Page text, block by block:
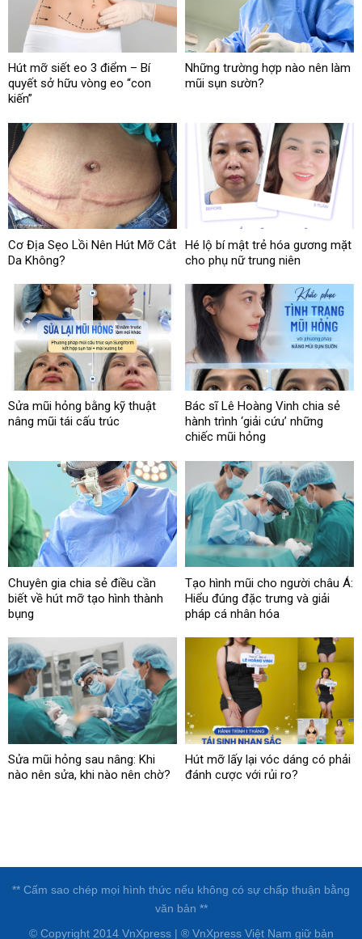
Hút mỡ siết eo 3 điểm – Bí
quyết sở hữu vòng eo “con
kiến”
Những trường hợp nào nên làm
mũi sụn sườn?
Cơ Địa Sẹo Lồi Nên Hút Mỡ Cắt
Da Không?
Hé lộ bí mật trẻ hóa gương mặt
cho phụ nữ trung niên
Sửa mũi hỏng bằng kỹ thuật
nâng mũi tái cấu trúc
Bác sĩ Lê Hoàng Vinh chia sẻ
hành trình ‘giải cứu’ những
chiếc mũi hỏng
Chuyên gia chia sẻ điều cần
biết về hút mỡ tạo hình thành
bụng
Tạo hình mũi cho người châu Á:
Hiểu đúng đặc trưng và giải
pháp cá nhân hóa
Sửa mũi hỏng sau nâng: Khi
nào nên sửa, khi nào nên chờ?
Hút mỡ lấy lại vóc dáng có phải
đánh cược với rủi ro?
** Cấm sao chép mọi hình thức nếu không có sự chấp thuận bằng
văn bản **
© Copyright 2014 VnXpress | ® VnXpress Việt Nam giữ bản